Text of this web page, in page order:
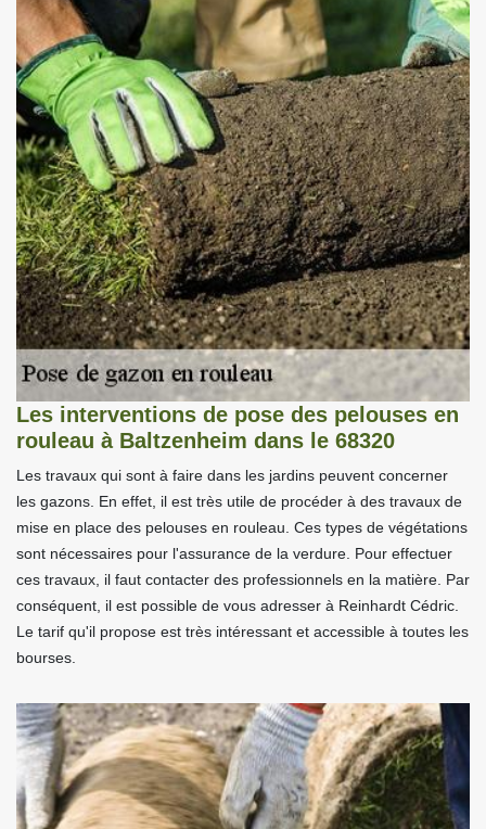
Les interventions de pose des pelouses en
rouleau à Baltzenheim dans le 68320
Les travaux qui sont à faire dans les jardins peuvent concerner
les gazons. En effet, il est très utile de procéder à des travaux de
mise en place des pelouses en rouleau. Ces types de végétations
sont nécessaires pour l'assurance de la verdure. Pour effectuer
ces travaux, il faut contacter des professionnels en la matière. Par
conséquent, il est possible de vous adresser à Reinhardt Cédric.
Le tarif qu'il propose est très intéressant et accessible à toutes les
bourses.